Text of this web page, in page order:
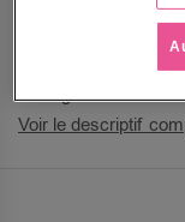
Facilité
imperméable
finition non
intégrée
Voir le descriptif